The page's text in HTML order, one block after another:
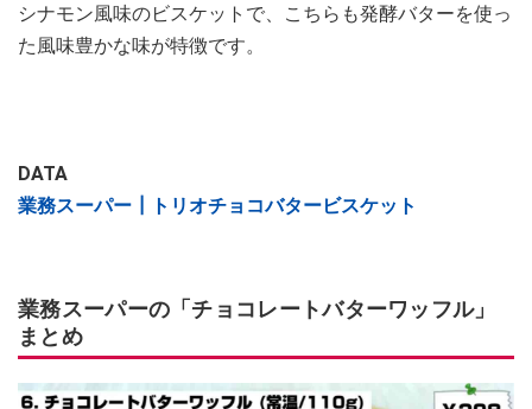
シナモン風味のビスケットで、こちらも発酵バターを使っ
た風味豊かな味が特徴です。
DATA
業務スーパー┃トリオチョコバタービスケット
業務スーパーの「チョコレートバターワッフル」
まとめ